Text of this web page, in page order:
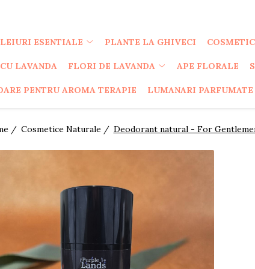
ESENTIALE PLANTE LA GHIVECI
LAVANDA FLORI DE LAVANDA APE FLORALE
PENTRU AROMA TERAPIE LUMANARI PARFUMATE
/ Cosmetice Naturale / Deodorant natural - For